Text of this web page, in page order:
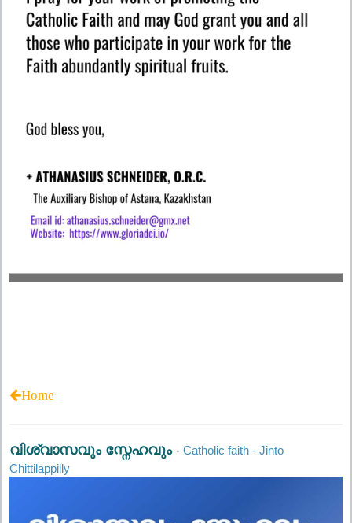
Home
വിശ്വാസവും സ്നേഹവും - Catholic faith - Jinto
Chittilappilly